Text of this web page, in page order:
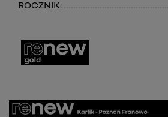
ROCZNIK: